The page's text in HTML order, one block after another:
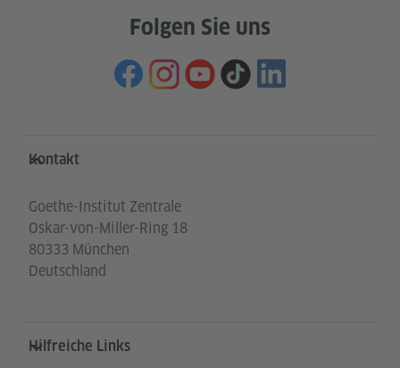
Folgen Sie uns
Service- und Informationsbereich
Kontakt
Goethe-Institut Zentrale
Oskar-von-Miller-Ring 18
80333 München
Deutschland
Hilfreiche Links